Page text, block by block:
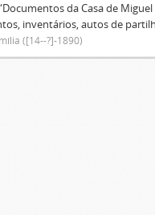
da Casa de
inventários, autos de
([14--?]-1890)